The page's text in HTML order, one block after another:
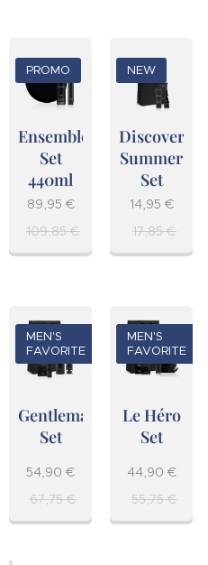
Ensemble
Set
440ml
PROMO
89,95 €
109,85€
Discovery
Summer
Set
NEW
14,95 €
17,85€
Gentleman
Set
MEN'S
FAVORITE
54,90 €
67,75€
Le Héro
Set
MEN'S
FAVORITE
44,90 €
55,75€